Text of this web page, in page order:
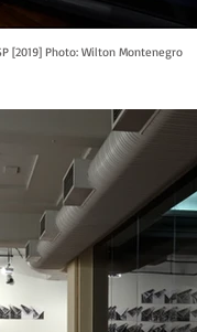
[2019] Photo: Wilton Montenegro